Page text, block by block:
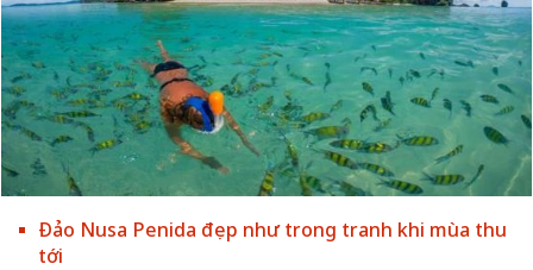
Đảo Nusa Penida đẹp như trong tranh khi mùa thu
tới